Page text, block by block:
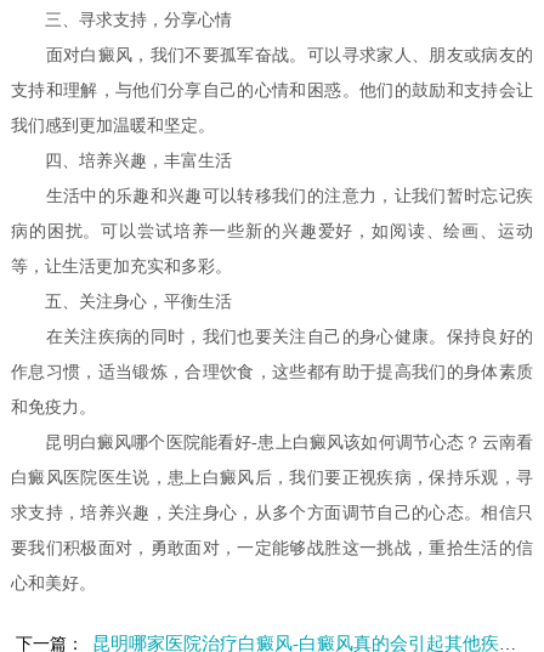
三、寻求支持，分享心情
面对白癜风，我们不要孤军奋战。可以寻求家人、朋友或病友的
支持和理解，与他们分享自己的心情和困惑。他们的鼓励和支持会让
我们感到更加温暖和坚定。
四、培养兴趣，丰富生活
生活中的乐趣和兴趣可以转移我们的注意力，让我们暂时忘记疾
病的困扰。可以尝试培养一些新的兴趣爱好，如阅读、绘画、运动
等，让生活更加充实和多彩。
五、关注身心，平衡生活
在关注疾病的同时，我们也要关注自己的身心健康。保持良好的
作息习惯，适当锻炼，合理饮食，这些都有助于提高我们的身体素质
和免疫力。
昆明白癜风哪个医院能看好-患上白癜风该如何调节心态？云南看
白癜风医院医生说，患上白癜风后，我们要正视疾病，保持乐观，寻
求支持，培养兴趣，关注身心，从多个方面调节自己的心态。相信只
要我们积极面对，勇敢面对，一定能够战胜这一挑战，重拾生活的信
心和美好。
下一篇： 昆明哪家医院治疗白癜风-白癜风真的会引起其他疾病吗